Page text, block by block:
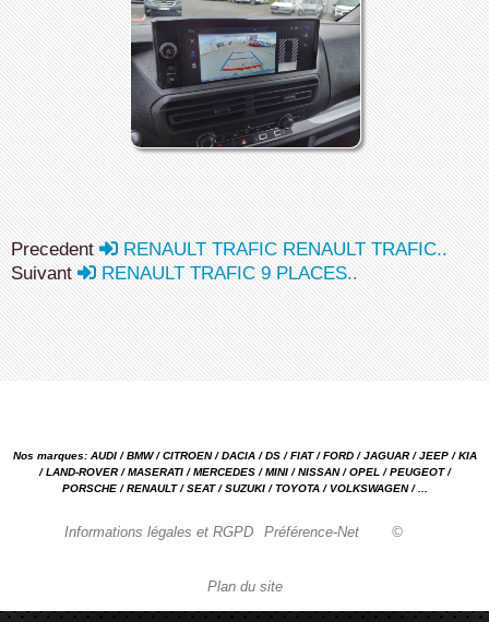
Precedent
RENAULT TRAFIC RENAULT TRAFIC..
Suivant
RENAULT TRAFIC 9 PLACES..
Nos marques: AUDI / BMW / CITROEN / DACIA / DS / FIAT / FORD / JAGUAR / JEEP / KIA
/ LAND-ROVER / MASERATI / MERCEDES / MINI / NISSAN / OPEL / PEUGEOT /
PORSCHE / RENAULT / SEAT / SUZUKI / TOYOTA / VOLKSWAGEN / ...
Informations légales et RGPD Préférence-Net ©
Plan du site